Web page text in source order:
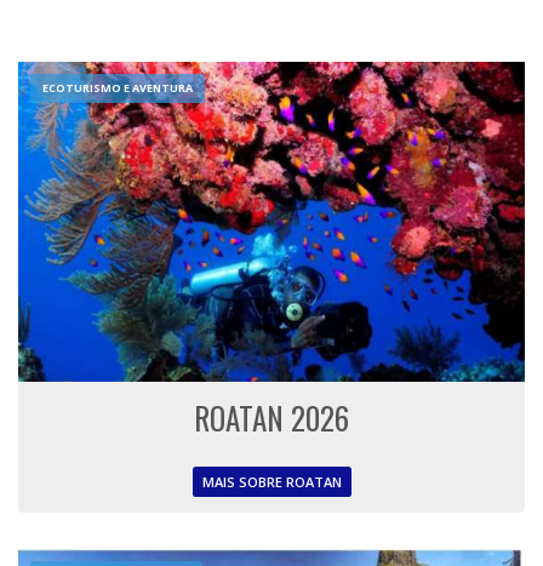
ECOTURISMO E AVENTURA
ROATAN 2026
MAIS SOBRE ROATAN